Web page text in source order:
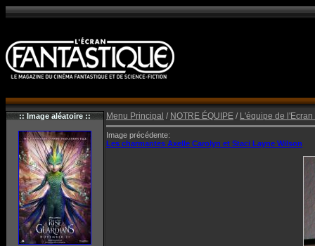
:: Image aléatoire :: Menu Principal / NOTRE ÉQUIPE / L'équipe de
Image précédente:
Les charmantes Axelle Carolyn et Staci Layne Wilson